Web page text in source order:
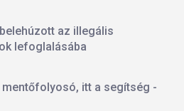
az illegális
lefoglalásába
mentőfolyosó, itt a segítség -